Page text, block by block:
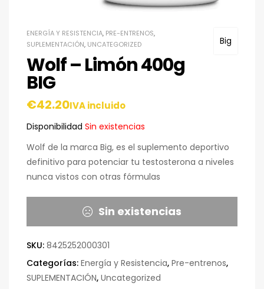
Big
ENERGÍA Y RESISTENCIA, PRE-ENTRENOS,
SUPLEMENTACIÓN, UNCATEGORIZED
Wolf – Limón 400g
BIG
€42.20IVA incluido
Disponibilidad Sin existencias
Wolf de la marca Big, es el suplemento deportivo
definitivo para potenciar tu testosterona a niveles
nunca vistos con otras fórmulas
Sin existencias
SKU: 8425252000301
Categorías: Energía y Resistencia, Pre-entrenos,
SUPLEMENTACIÓN, Uncategorized